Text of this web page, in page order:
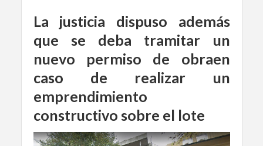
La justicia dispuso además
que se deba tramitar un
nuevo permiso de obraen
caso de realizar un
emprendimiento
constructivo sobre el lote